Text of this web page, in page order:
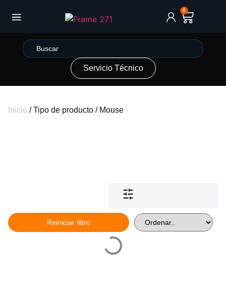
0
Servicio Técnico
Inicio / Tipo de producto / Mouse
Reiniciar filtro